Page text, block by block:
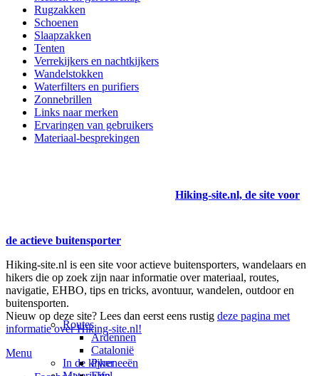
Rugzakken
Schoenen
Slaapzakken
Tenten
Verrekijkers en nachtkijkers
Wandelstokken
Waterfilters en purifiers
Zonnebrillen
Links naar merken
Ervaringen van gebruikers
Materiaal-besprekingen
Hiking-site.nl, de site voor
de actieve buitensporter
Hiking-site.nl is een site voor actieve buitensporters, wandelaars en
hikers die op zoek zijn naar informatie over materiaal, routes,
navigatie, EHBO, tips en tricks, avontuur, wandelen, outdoor en
buitensporten.
Nieuw op deze site? Lees dan eerst eens rustig deze pagina met
informatie over Hiking-site.nl!
Menu
In de kijker
Routes
Ardennen
Catalonië
Pyreneeën